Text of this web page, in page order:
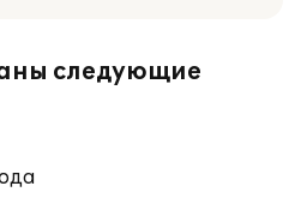
следующие